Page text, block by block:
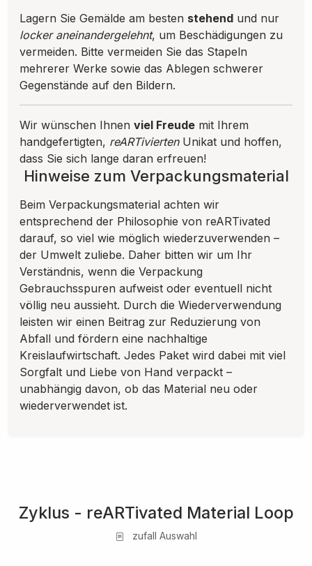
Lagern Sie Gemälde am besten stehend und nur
locker aneinandergelehnt, um Beschädigungen zu
vermeiden. Bitte vermeiden Sie das Stapeln
mehrerer Werke sowie das Ablegen schwerer
Gegenstände auf den Bildern.
Wir wünschen Ihnen viel Freude mit Ihrem
handgefertigten, reARTiviertenUnikat und hoffen,
dass Sie sich lange daran erfreuen!
Hinweise zum Verpackungsmaterial
Beim Verpackungsmaterial achten wir
entsprechend der Philosophie von reARTivated
darauf, so viel wie möglich wiederzuverwenden –
der Umwelt zuliebe. Daher bitten wir um Ihr
Verständnis, wenn die Verpackung
Gebrauchsspuren aufweist oder eventuell nicht
völlig neu aussieht. Durch die Wiederverwendung
leisten wir einen Beitrag zur Reduzierung von
Abfall und fördern eine nachhaltige
Kreislaufwirtschaft. Jedes Paket wird dabei mit viel
Sorgfalt und Liebe von Hand verpackt –
unabhängig davon, ob das Material neu oder
wiederverwendet ist.
Zyklus - reARTivated Material Loop
zufall Auswahl